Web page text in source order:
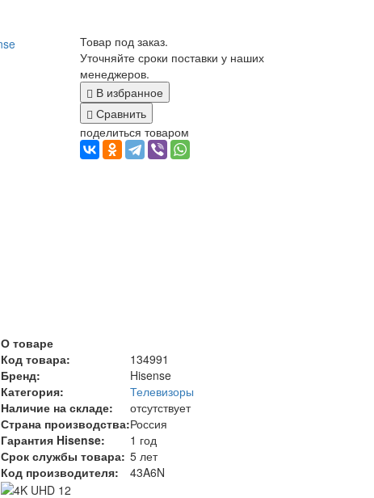
Товар под заказ.
Уточняйте сроки поставки у наших
менеджеров.
В избранное
Сравнить
поделиться товаром
О товаре
Код товара:
134991
Бренд:
Hisense
Категория:
Телевизоры
Наличие на складе:
отсутствует
Страна производства:Россия
Гарантия Hisense:
1 год
Срок службы товара: 5 лет
Код производителя:
43A6N